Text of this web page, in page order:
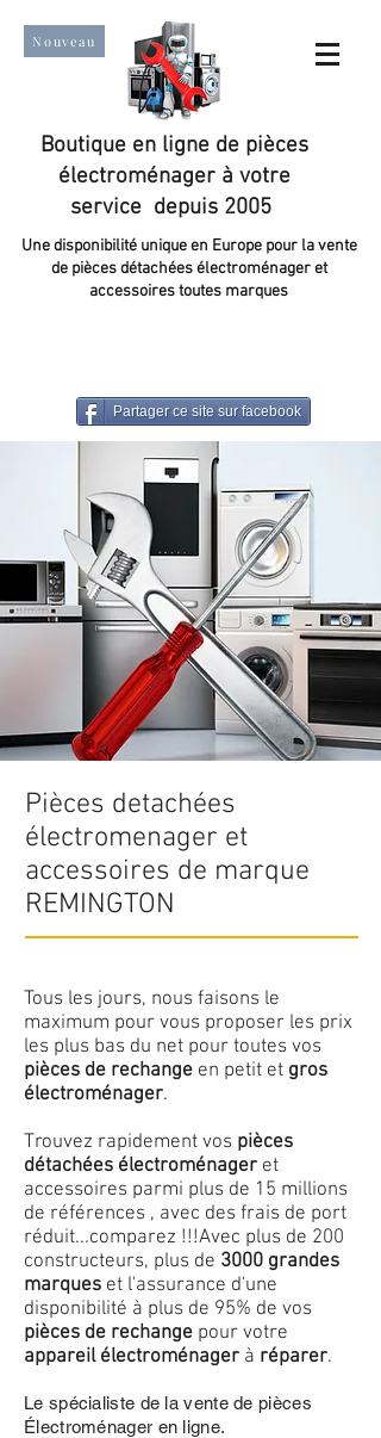
Nouveau
Boutique en ligne de pièces
électroménager à votre
service depuis 2005
Une disponibilité unique en Europe pour la vente
de pièces détachées électroménager et
accessoires toutes marques
Partager ce site sur facebook
Pièces detachées
électromenager et
accessoires de marque
REMINGTON
Tous les jours, nous faisons le
maximum pour vous proposer les prix
les plus bas du net pour toutes vos
pièces de rechange en petit et gros
électroménager.
Trouvez rapidement vos pièces
détachées électroménager et
accessoires parmi plus de 15 millions
de références , avec des frais de port
réduit...comparez !!!Avec plus de 200
constructeurs, plus de 3000 grandes
marques et l'assurance d'une
disponibilité à plus de 95% de vos
pièces de rechange pour votre
appareil électroménager à réparer.
Le spécialiste de la vente de pièces
Électroménager en ligne.